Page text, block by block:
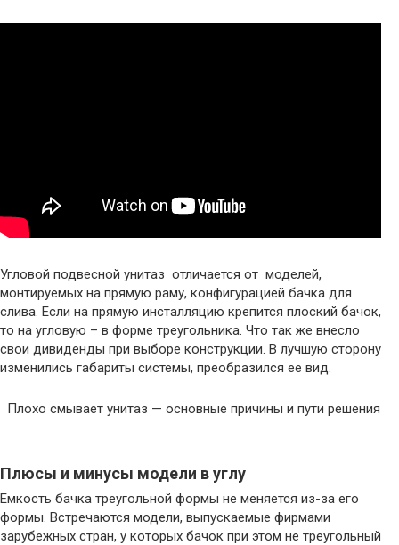
Угловой подвесной унитаз отличается от моделей,
монтируемых на прямую раму, конфигурацией бачка для
слива. Если на прямую инсталляцию крепится плоский бачок,
то на угловую – в форме треугольника. Что так же внесло
свои дивиденды при выборе конструкции. В лучшую сторону
изменились габариты системы, преобразился ее вид.
Плохо смывает унитаз — основные причины и пути решения
Плюсы и минусы модели в углу
Емкость бачка треугольной формы не меняется из-за его
формы. Встречаются модели, выпускаемые фирмами
зарубежных стран, у которых бачок при этом не треугольный